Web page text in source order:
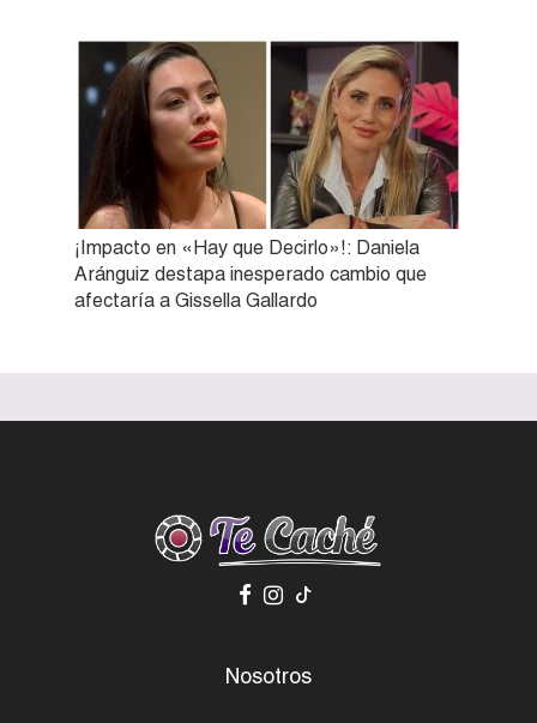
¡Impacto en «Hay que Decirlo»!: Daniela
Aránguiz destapa inesperado cambio que
afectaría a Gissella Gallardo
Nosotros